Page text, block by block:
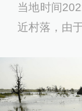
当地时间
近村落，由